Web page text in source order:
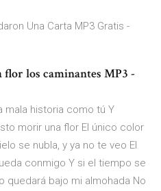
Una Carta MP3 Gratis -
flor los caminantes MP3 -
mala historia como tú Y
morir una flor El único color
se nubla, y ya no te veo El
conmigo Y si el tiempo se
quedará bajo mi almohada No